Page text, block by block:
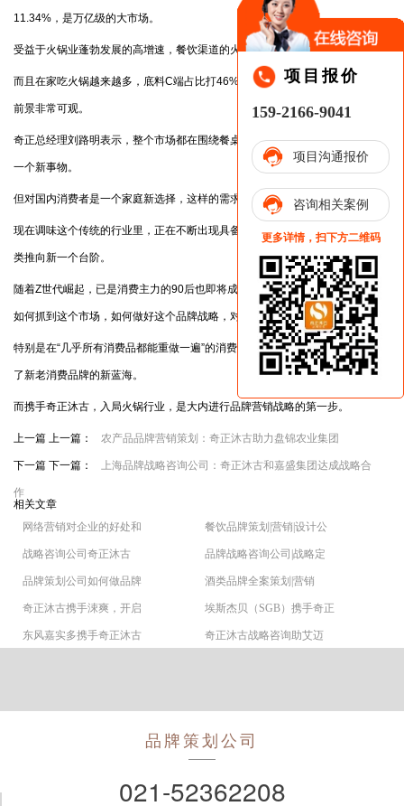
11.34%，是万亿级的大市场。
受益于火锅业蓬勃发展的高增速，餐饮渠道的火锅底料出现倍速增长态势。
而且在家吃火锅越来越多，底料C端占比打46%，B端C端纷纷双百亿，未来
前景非常可观。
奇正总经理刘路明表示，整个市场都在围绕餐桌上的升级，复合调味料不是
一个新事物。
但对国内消费者是一个家庭新选择，这样的需求正在加速当中。
现在调味这个传统的行业里，正在不断出现具备新思维的团队，把品牌与品
类推向新一个台阶。
随着Z世代崛起，已是消费主力的90后也即将成为“厨房主力”和“餐桌主力”，
如何抓到这个市场，如何做好这个品牌战略，对企业以后的发展生死攸关。
特别是在“几乎所有消费品都能重做一遍”的消费升级时代，复合调料似乎成
了新老消费品牌的新蓝海。
而携手奇正沐古，入局火锅行业，是大内进行品牌营销战略的第一步。
上一篇 上一篇： 农产品品牌营销策划：奇正沐古助力盘锦农业集团
下一篇 下一篇： 上海品牌战略咨询公司：奇正沐古和嘉盛集团达成战略合
作
相关文章
网络营销对企业的好处和
餐饮品牌策划|营销|设计公
战略咨询公司奇正沐古 品牌战略咨询公司|战略定
品牌策划公司如何做品牌 酒类品牌全案策划|营销
奇正沐古携手涑爽，开启 埃斯杰贝（SGB）携手奇正
东风嘉实多携手奇正沐古 奇正沐古战略咨询助艾迈
品牌策划公司
021-52362208
项目报价
159-2166-9041
项目沟通报价
咨询相关案例
更多详情，扫下方二维码